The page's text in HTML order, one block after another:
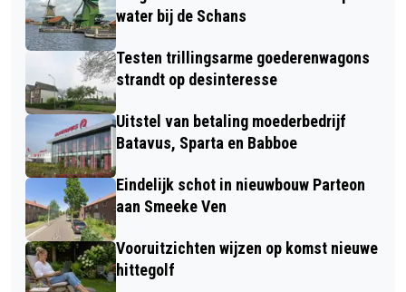
ADVIESRAAD OOSTZAAN VOOR
PURMEREND
water bij de Schans
Testen trillingsarme goederenwagons
strandt op desinteresse
Uitstel van betaling moederbedrijf
Batavus, Sparta en Babboe
Eindelijk schot in nieuwbouw Parteon
aan Smeeke Ven
Vooruitzichten wijzen op komst nieuwe
hittegolf